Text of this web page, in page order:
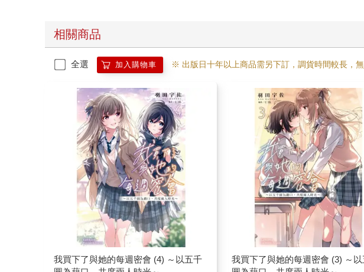
相關商品
全選 加入購物車 ※ 出版日十年以上商品需另下訂，調貨時間較長，
我買下了與她的每週密會 (4) ～以五千
我買下了與她的每週密會 (3) ～以